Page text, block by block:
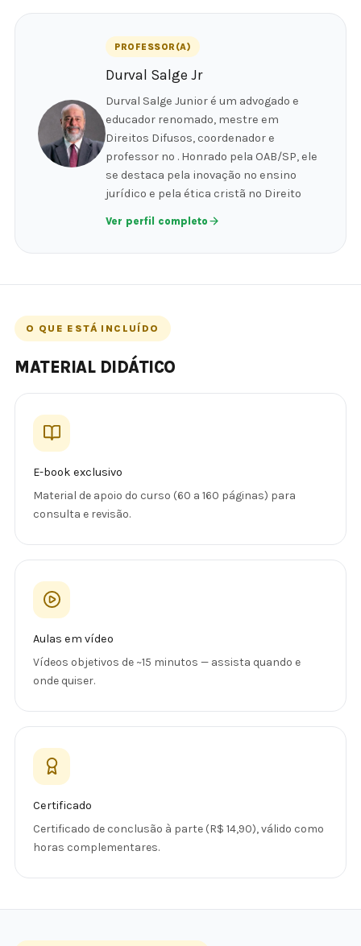
PROFESSOR(A)
Durval Salge Jr
Durval Salge Junior é um advogado e
educador renomado, mestre em
Direitos Difusos, coordenador e
professor no . Honrado pela OAB/SP, ele
se destaca pela inovação no ensino
jurídico e pela ética cristã no Direito
Ver perfil completo
O QUE ESTÁ INCLUÍDO
MATERIAL DIDÁTICO
E-book exclusivo
Material de apoio do curso (60 a 160 páginas) para
consulta e revisão.
Aulas em vídeo
Vídeos objetivos de ~15 minutos — assista quando e
onde quiser.
Certificado
Certificado de conclusão à parte (R$ 14,90), válido como
horas complementares.